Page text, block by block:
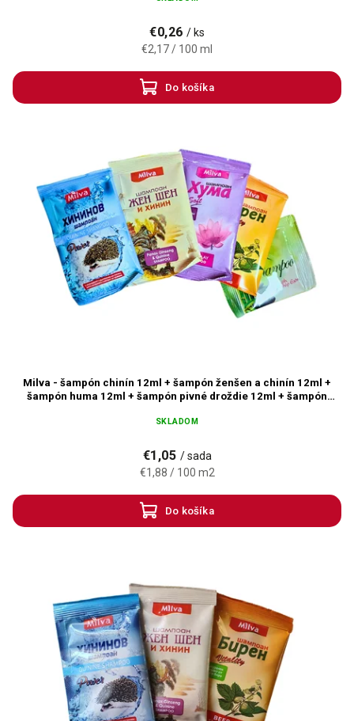
€0,26 / ks
€2,17 / 100 ml
Do košíka
Milva - šampón chinín 12ml + šampón ženšen a chinín 12ml +
šampón huma 12ml + šampón pivné droždie 12ml + šampón
SKLADOM
€1,05 / sada
€1,88 / 100 m2
Do košíka